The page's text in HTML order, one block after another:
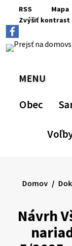
Preskočiť
obsah
RSS
RSS
Mapa
Mapa
Zvýšiť kontrast
kontrast
PREPNÚŤ
MENU
Obec
Návrh
Domov